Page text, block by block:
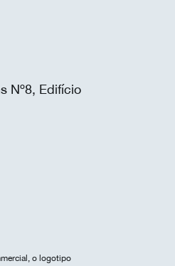
Nº8, Edifício
o logotipo